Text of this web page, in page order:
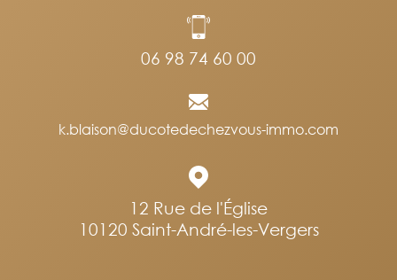
06 98 74 60 00
k.blaison@ducotedechezvous-immo.com
12 Rue de l'Église
10120
Saint-André-les-Vergers